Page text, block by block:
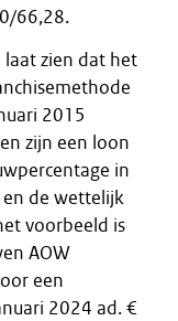
66,28.
zien dat het
2015
zijn een loon
in
de wettelijk
voorbeeld is
AOW
een
2024 ad. €